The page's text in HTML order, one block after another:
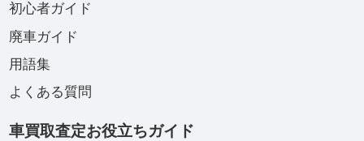
初心者ガイド
廃車ガイド
用語集
よくある質問
車買取査定お役立ちガイド